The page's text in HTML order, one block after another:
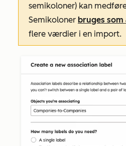
semikoloner) kan
Semikoloner bruges
flere værdier i en import.